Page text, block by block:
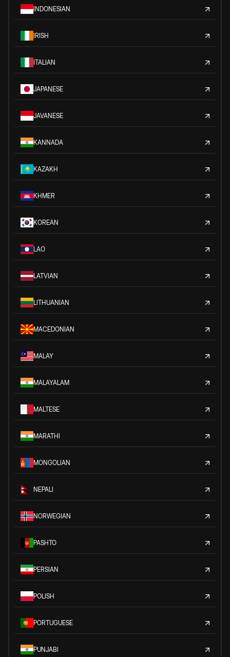
INDONESIAN
IRISH
ITALIAN
JAPANESE
JAVANESE
KANNADA
KAZAKH
KHMER
KOREAN
LAO
LATVIAN
LITHUANIAN
MACEDONIAN
MALAY
MALAYALAM
MALTESE
MARATHI
MONGOLIAN
NEPALI
NORWEGIAN
PASHTO
PERSIAN
POLISH
PORTUGUESE
PUNJABI